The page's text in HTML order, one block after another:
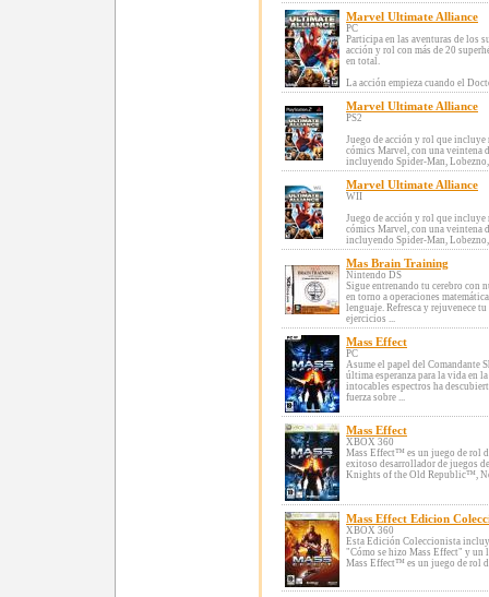
Marvel Ultimate Alliance
PC
Participa en las aventuras de los
acción y rol con más de 20
en total.
La acción empieza cuando el
Marvel Ultimate Alliance
PS2
Juego de acción y rol que incluye
cómics Marvel, con una veintena
incluyendo Spider-Man,
Marvel Ultimate Alliance
WII
Juego de acción y rol que incluye
cómics Marvel, con una veintena
incluyendo Spider-Man,
Mas Brain Training
Nintendo DS
Sigue entrenando tu cerebro con
en torno a operaciones
lenguaje. Refresca y rejuvenece
ejercicios ...
Mass Effect
PC
Asume el papel del Comandante
última esperanza para la vida en
intocables espectros ha
fuerza sobre ...
Mass Effect
XBOX 360
Mass Effect™ es un juego de rol
exitoso desarrollador de juegos
Knights of the Old Republic™,
Mass Effect Edicion
XBOX 360
Esta Edición Coleccionista
"Cómo se hizo Mass Effect" y
Mass Effect™ es un juego de rol